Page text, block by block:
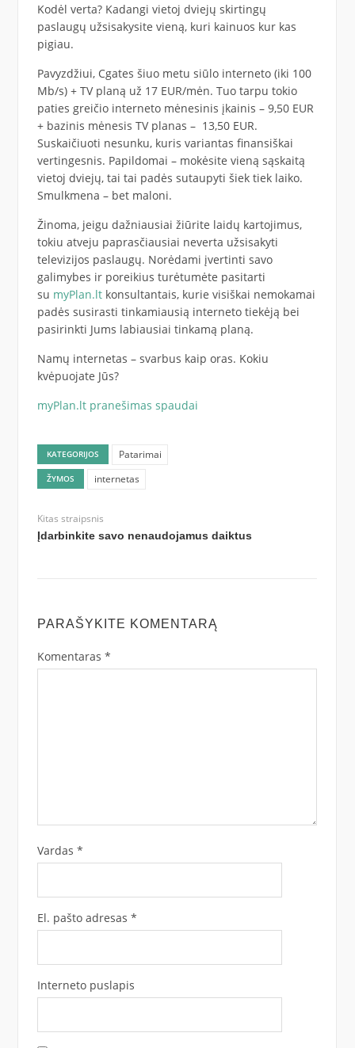
Kodėl verta? Kadangi vietoj dviejų skirtingų
paslaugų užsisakysite vieną, kuri kainuos kur kas
pigiau.
Pavyzdžiui, Cgates šiuo metu siūlo interneto (iki 100
Mb/s) + TV planą už 17 EUR/mėn. Tuo tarpu tokio
paties greičio interneto mėnesinis įkainis – 9,50 EUR
+ bazinis mėnesis TV planas – 13,50 EUR.
Suskaičiuoti nesunku, kuris variantas finansiškai
vertingesnis. Papildomai – mokėsite vieną sąskaitą
vietoj dviejų, tai tai padės sutaupyti šiek tiek laiko.
Smulkmena – bet maloni.
Žinoma, jeigu dažniausiai žiūrite laidų kartojimus,
tokiu atveju paprasčiausiai neverta užsisakyti
televizijos paslaugų. Norėdami įvertinti savo
galimybes ir poreikius turėtumėte pasitarti
su myPlan.ltkonsultantais, kurie visiškai nemokamai
padės susirasti tinkamiausią interneto tiekėją bei
pasirinkti Jums labiausiai tinkamą planą.
Namų internetas – svarbus kaip oras. Kokiu
kvėpuojate Jūs?
myPlan.lt pranešimas spaudai
KATEGORIJOS Patarimai
ŽYMOS internetas
Kitas straipsnis
Įdarbinkite savo nenaudojamus daiktus
PARAŠYKITE KOMENTARĄ
Komentaras *
Vardas *
El. pašto adresas *
Interneto puslapis